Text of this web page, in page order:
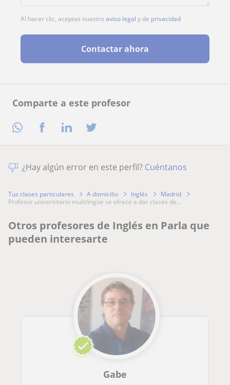
Comparte a este profesor
Al hacer clic, aceptas nuestroaviso legal y de privacidad
Contactar ahora
¿Hay algún error en este perfil? Cuéntanos
Tus clases particulares A domicilio Inglés
Madrid
profesor universitario multilingüe se ofrece a dar clases de...
Otros profesores de Inglés en Parla que
pueden interesarte
Gabe